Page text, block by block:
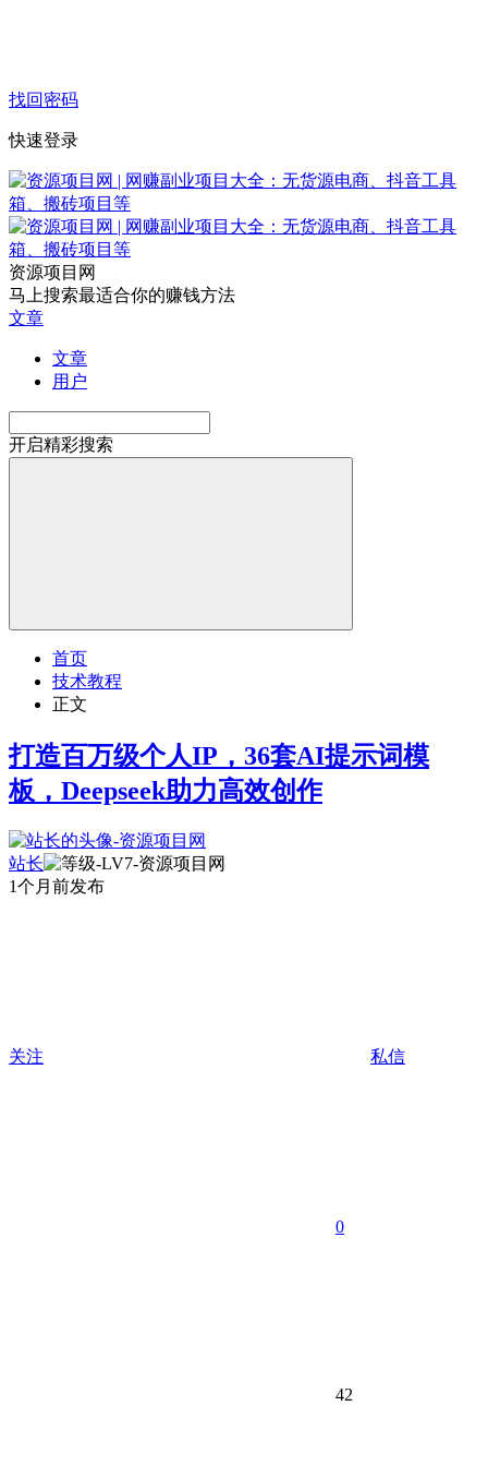
找回密码
快速登录
资源项目网
马上搜索最适合你的赚钱方法
文章
文章
用户
开启精彩搜索
首页
技术教程
正文
打造百万级个人IP，36套AI提示词模
板，Deepseek助力高效创作
站长
1个月前发布
关注 私信
0
42